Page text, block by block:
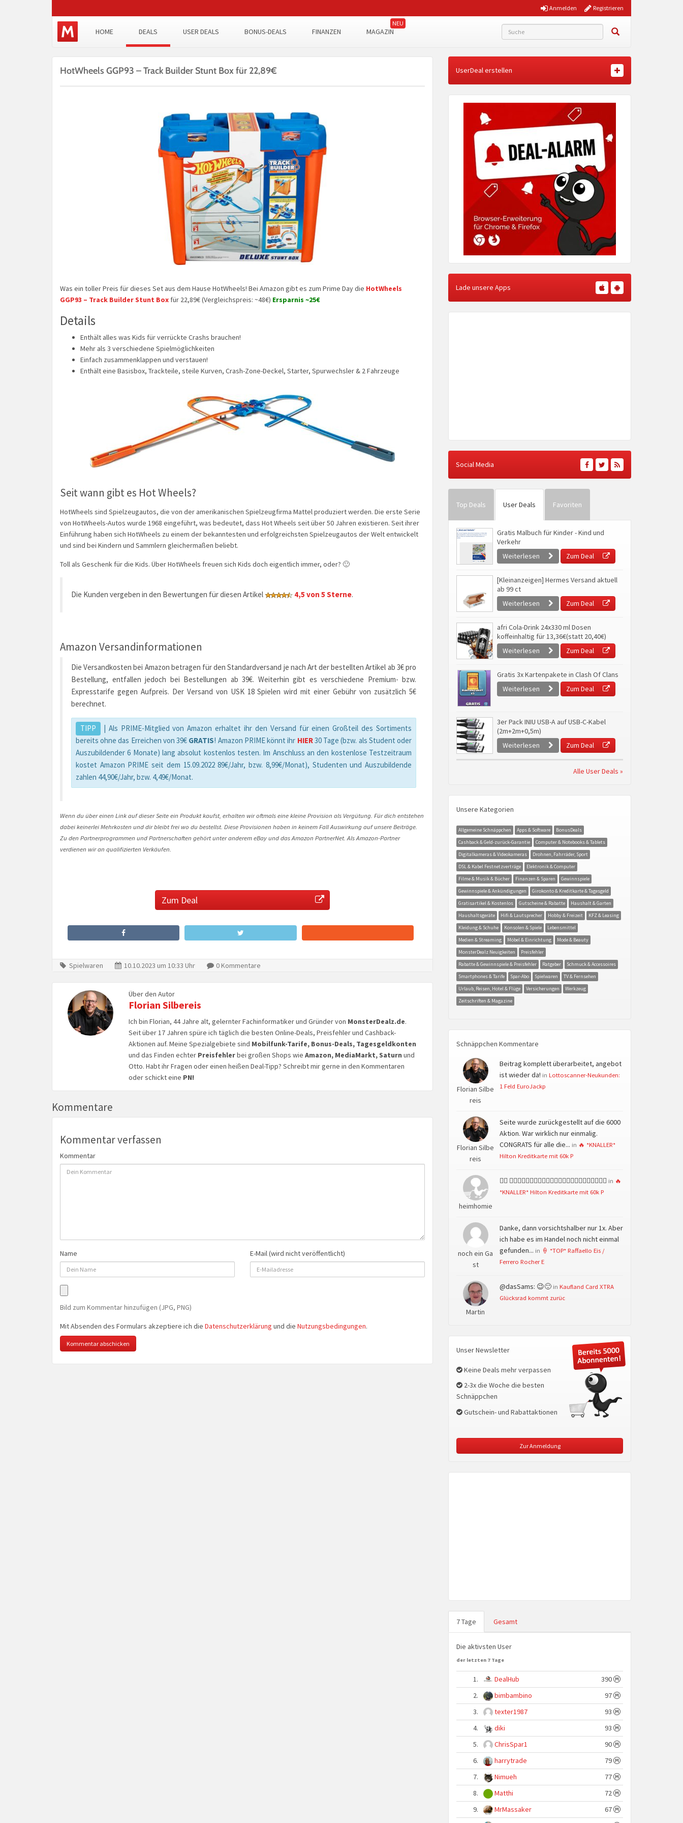
Registrieren
Anmelden
HOME DEALS USER DEALS BONUS-DEALS FINANZEN MAGAZIN
HotWheels GGP93 – Track Builder Stunt Box für 22,89€
Was ein toller Preis für dieses Set aus dem Hause HotWheels! Bei Amazon gibt es zum Prime Day die HotWheels
GGP93 – Track Builder Stunt Box für 22,89€ (Vergleichspreis: ~48€) Ersparnis ~25€
Details
Enthält alles was Kids für verrückte Crashs brauchen!
Mehr als 3 verschiedene Spielmöglichkeiten
Einfach zusammenklappen und verstauen!
Enthält eine Basisbox, Trackteile, steile Kurven, Crash-Zone-Deckel, Starter, Spurwechsler & 2 Fahrzeuge
Seit wann gibt es Hot Wheels?
HotWheels sind Spielzeugautos, die von der amerikanischen Spielzeugfirma Mattel produziert werden. Die erste Serie
von HotWheels-Autos wurde 1968 eingeführt, was bedeutet, dass Hot Wheels seit über 50 Jahren existieren. Seit ihrer
Einführung haben sich HotWheels zu einem der bekanntesten und erfolgreichsten Spielzeugautos der Welt entwickelt
und sind bei Kindern und Sammlern gleichermaßen beliebt.
Toll als Geschenk für die Kids. Über HotWheels freuen sich Kids doch eigentlich immer, oder? 🙂
Die Kunden vergeben in den Bewertungen für diesen Artikel 4,5 von 5 Sterne.
Amazon Versandinformationen
Die Versandkosten bei Amazon betragen für den Standardversand je nach Art der bestellten Artikel ab 3€ pro
Bestellung, entfallen jedoch bei Bestellungen ab 39€. Weiterhin gibt es verschiedene Premium- bzw.
Expresstarife gegen Aufpreis. Der Versand von USK 18 Spielen wird mit einer Gebühr von zusätzlich 5€
berechnet.
TIPP
| Als PRIME-Mitglied von Amazon erhaltet ihr den Versand für einen Großteil des Sortiments
bereits ohne das Erreichen von 39€ GRATIS! Amazon PRIME könnt ihr HIER30 Tage (bzw. als Student oder
Auszubildender 6 Monate) lang absolut kostenlos testen. Im Anschluss an den kostenlose Testzeitraum
kostet Amazon PRIME seit dem 15.09.2022 89€/Jahr, bzw. 8,99€/Monat), Studenten und Auszubildende
zahlen 44,90€/Jahr, bzw. 4,49€/Monat.
Wenn du über einen Link auf dieser Seite ein Produkt kaufst, erhalten wir oftmals eine kleine Provision als Vergütung. Für dich entstehen
dabei keinerlei Mehrkosten und dir bleibt frei wo du bestellst. Diese Provisionen haben in keinem Fall Auswirkung auf unsere Beiträge.
Zu den Partnerprogrammen und Partnerschaften gehört unter anderem eBay und das Amazon PartnerNet. Als Amazon-Partner
verdienen wir an qualifizierten Verkäufen.
Zum Deal
Spielwaren 10.10.2023 um 10:33 Uhr 0 Kommentare
Über den Autor
Florian Silbereis
Ich bin Florian, 44 Jahre alt, gelernter Fachinformatiker und Gründer von MonsterDealz.de.
Seit über 17 Jahren spüre ich täglich die besten Online-Deals, Preisfehler und Cashback-
Aktionen auf. Meine Spezialgebiete sind Mobilfunk-Tarife, Bonus-Deals, Tagesgeldkonten
und das Finden echterPreisfehlerbei großen Shops wie Amazon, MediaMarkt, Saturn und
Otto. Habt ihr Fragen oder einen heißen Deal-Tipp? Schreibt mir gerne in den Kommentaren
oder schickt eine PN!
Kommentare
Kommentar verfassen
Kommentar
Name E-Mail (wird nicht veröffentlicht)
Bild zum Kommentar hinzufügen (JPG, PNG)
Mit Absenden des Formulars akzeptiere ich die Datenschutzerklärung und die Nutzungsbedingungen.
UserDeal erstellen
Lade unsere Apps
Social Media
Top Deals User Deals Favoriten
Gratis Malbuch für Kinder - Kind und
Verkehr
Weiterlesen
Zum Deal
[Kleinanzeigen] Hermes Versand aktuell
ab 99 ct
Weiterlesen
Zum Deal
afri Cola-Drink 24x330 ml Dosen
koffeinhaltig für 13,36€(statt 20,40€)
Weiterlesen
Zum Deal
Gratis 3x Kartenpakete in Clash Of Clans
Weiterlesen
Zum Deal
3er Pack INIU USB-A auf USB-C-Kabel
(2m+2m+0,5m)
Weiterlesen
Zum Deal
Alle User Deals »
Unsere Kategorien
Allgemeine Schnäppchen Apps & Software
BonusDeals
Cashback & Geld-zurück-Garantie
Computer & Notebooks & Tablets
Digitalkameras & Videokameras
Drohnen, Fahrräder, Sport
DSL & Kabel Festnetzverträge
Elektronik & Computer
Filme & Musik & Bücher
Finanzen & Sparen
Gewinnspiele
Gewinnspiele & Ankündigungen
Girokonto & Kreditkarte & Tagesgeld
Gratisartikel & Kostenlos
Gutscheine & Rabatte
Haushalt & Garten
Haushaltsgeräte
Hifi & Lautsprecher Hobby & Freizeit
KFZ & Leasing
Kleidung & Schuhe
Konsolen & Spiele
Lebensmittel
Medien & Streaming
Möbel & Einrichtung
Mode & Beauty
MonsterDealz Neuigkeiten
Preisfehler
Rabatte & Gewinnspiele & Preisfehler
Ratgeber
Schmuck & Accessoires
Smartphones & Tarife
Spar-Abo Spielwaren
TV & Fernsehen
Urlaub, Reisen, Hotel & Flüge
Versicherungen
Werkzeug
Zeitschriften & Magazine
Schnäppchen Kommentare
Florian Silbe
reis
Beitrag komplett überarbeitet, angebot
ist wieder da! in Lottoscanner-Neukunden:
1 Feld EuroJackp
Florian Silbe
reis
Seite wurde zurückgestellt auf die 6000
Aktion. War wirklich nur einmalig.
CONGRATS für alle die... in 🔥 *KNALLER*
Hilton Kreditkarte mit 60k P
heimhomie
👍🏻 👍🏻👍🏻👍🏻👍🏻👍🏻👍🏻👍🏻👍🏻👍🏻👍🏻👍🏻👍🏻 in 🔥
*KNALLER* Hilton Kreditkarte mit 60k P
noch ein Ga
st
Danke, dann vorsichtshalber nur 1x. Aber
ich habe es im Handel noch nicht einmal
gefunden... in 🍦 *TOP* Raffaello Eis /
Ferrero Rocher E
Martin
@dasSams: 😉🙂 in Kaufland Card XTRA
Glücksrad kommt zurüc
Unser Newsletter
Keine Deals mehr verpassen
2-3x die Woche die besten
Schnäppchen
Gutschein- und Rabattaktionen
Zur Anmeldung
7 Tage Gesamt
Die aktivsten User
der letzten 7 Tage
1. DealHub
390
2.
bimbambino
97
3.
texter1987
93
4.
diki
93
5.
ChrisSpar1
90
6.
harrytrade
79
7.
Nimueh
77
8.
Matthi
72
9.
MrMassaker
67